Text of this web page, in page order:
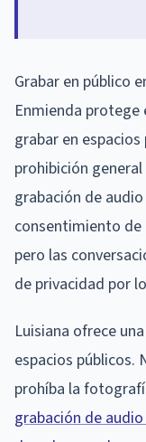
Grabar en público
Enmienda
grabar en
prohibición
grabación de
consentimiento de
pero las
de privacidad por
Luisiana ofrece
espacios públicos.
prohíba la
grabación de